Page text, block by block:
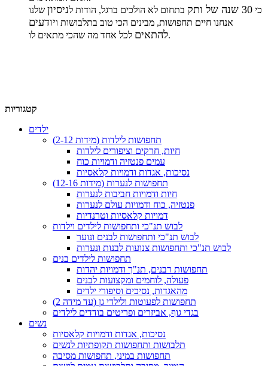
כי 30 שנה של ותק בתחום לא הולכים ברגל, הודות לניסיון שלנו
אנחנו חיים תחפושות, מבינים הכי טוב בתלבושות ויודעים
להתאיםלכל אחד מה שהכי מתאים לו.
קטגוריות
ילדים
תחפושות לילדות (מידות 2-12)
חיות, חרקים וציפורים לילדות
עמים פנטזיה ודמויות כוח
נסיכות, אגדות ודמויות קלאסיות
תחפושות לנערות (מידות 12-16)
חיות ודמויות חביבות לנערות
פנטזיה, כוח ודמויות עולם לנערות
דמויות קלאסיות וטרנדיות
לבוש תנ"כי ותחפושות לילדים וילדות
לבוש תנ"כי ותחפושות לבנים ונוער
לבוש תנ"כי ותחפושות צנועות לבנות ונערות
תחפושות לילדים בנים
תחפושות רבנים, תנ"ך ודמויות יהדות
פעולה, לוחמים ומקצועות לבנים
מהאגדות, נסיכים וסיפורי ילדים
תחפושות לפעוטות ולילדי גן (עד מידה 2)
בגדי גוף, אביזרים ופריטים בודדים לילדים
נשים
נסיכות, אגדות ודמויות קלאסיות
תלבושות ותחפושות תקופתיות לנשים
תחפושות במיני, תחפושות מסיבה